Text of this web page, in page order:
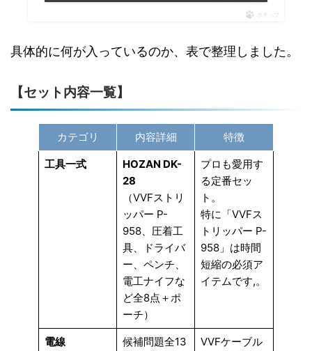
ポチップ
具体的に何が入っているのか、表で整理しました。
【セット内容一覧】
カテゴリ 内容詳細 特徴
工具一式
HOZAN DK-
28
（VVFストリ
ッパー P-
958、圧着工
具、ドライバ
ー、ペンチ、
電工ナイフな
ど全8点＋ポ
ーチ）
プロも愛用す
る定番セッ
ト。
特に「VVFス
トリッパー P-
958」は時間
短縮の必須ア
イテムです,。
電線
候補問題全13
VVFケーブル